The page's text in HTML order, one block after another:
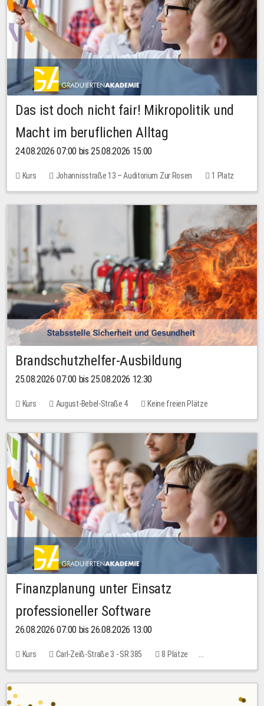
Das ist doch nicht fair! Mikropolitik und
Macht im beruflichen Alltag
24.08.2026 07:00 bis 25.08.2026 15:00
Kurs Johannisstraße 13 – Auditorium Zur Rosen
1 Platz
30,00 EUR
Brandschutzhelfer-Ausbildung
25.08.2026 07:00 bis 25.08.2026 12:30
Kurs August-Bebel-Straße 4 Keine freien Plätze
Finanzplanung unter Einsatz
professioneller Software
26.08.2026 07:00 bis 26.08.2026 13:00
Kurs Carl-Zeiß-Straße 3 - SR 385
8 Plätze
20,00 EUR